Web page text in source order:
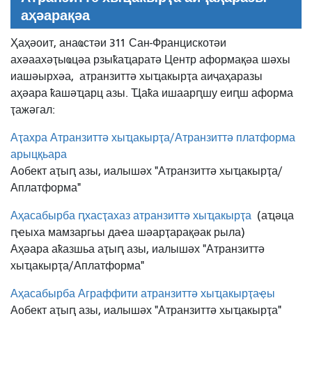
аҳәарақәа
Ҳаҳәоит, анаҩстәи 311 Сан-Францискотәи
ахәаахәҭыҩцәа рзыҟаҵаратә Центр аформақәа шәхы
иашәырхәа, атранзиттә хыҵакырҭа аиҷаҳаразы
аҳәара ҟашәҵарц азы. Ҵаҟа ишаарԥшу еиԥш аформа
ҭажәгал:
Аҭахра Атранзиттә хыҵакырҭа/Атранзиттә платформа
арыцқьара
Аобект аҭыԥ азы, иалышәх "Атранзиттә хыҵакырҭа/
Аплатформа"
Аҳасабырба ԥхасҭахаз атранзиттә хыҵакырҭа (аҵәца
ԥҽыха мамзаргьы даҽа шәарҭарақәак рыла)
Аҳәара аҟазшьа аҭыԥ азы, иалышәх "Атранзиттә
хыҵакырҭа/Аплатформа"
Аҳасабырба Аграффити атранзиттә хыҵакырҭаҿы
Аобект аҭыԥ азы, иалышәх "Атранзиттә хыҵакырҭа"